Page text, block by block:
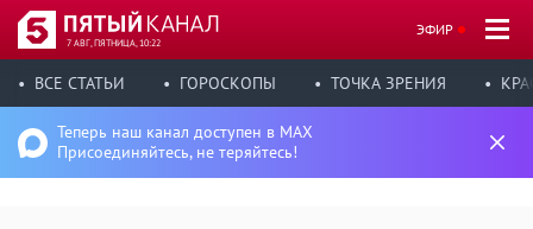
7 АВГ, ПЯТНИЦА, 10:22
ЭФИР
ВСЕ СТАТЬИ ГОРОСКОПЫ ТОЧКА ЗРЕНИЯ
Теперь наш канал доступен в MAX
Присоединяйтесь, не теряйтесь!